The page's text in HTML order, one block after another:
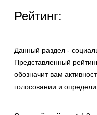
Рейтинг:
Данный раздел -
Представленный
обозначит вам
голосовании и